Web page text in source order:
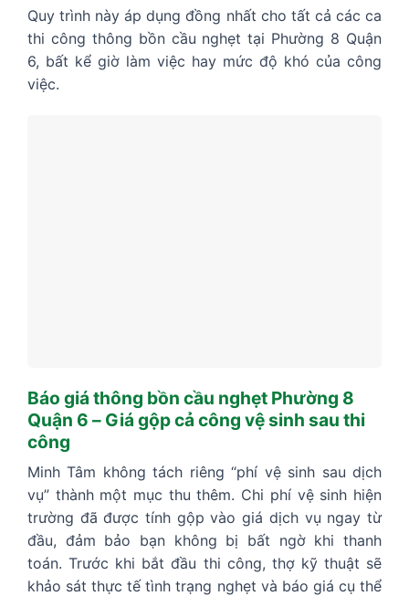
Quy trình này áp dụng đồng nhất cho tất cả các ca
thi công thông bồn cầu nghẹt tại Phường 8 Quận
6, bất kể giờ làm việc hay mức độ khó của công
việc.
Báo giá thông bồn cầu nghẹt Phường 8
Quận 6 – Giá gộp cả công vệ sinh sau thi
công
Minh Tâm không tách riêng “phí vệ sinh sau dịch
vụ” thành một mục thu thêm. Chi phí vệ sinh hiện
trường đã được tính gộp vào giá dịch vụ ngay từ
đầu, đảm bảo bạn không bị bất ngờ khi thanh
toán. Trước khi bắt đầu thi công, thợ kỹ thuật sẽ
khảo sát thực tế tình trạng nghẹt và báo giá cụ thể